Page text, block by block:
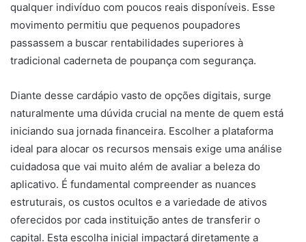
qualquer indivíduo com poucos reais disponíveis. Esse
movimento permitiu que pequenos poupadores
passassem a buscar rentabilidades superiores à
tradicional caderneta de poupança com segurança.
Diante desse cardápio vasto de opções digitais, surge
naturalmente uma dúvida crucial na mente de quem está
iniciando sua jornada financeira. Escolher a plataforma
ideal para alocar os recursos mensais exige uma análise
cuidadosa que vai muito além de avaliar a beleza do
aplicativo. É fundamental compreender as nuances
estruturais, os custos ocultos e a variedade de ativos
oferecidos por cada instituição antes de transferir o
capital. Esta escolha inicial impactará diretamente a